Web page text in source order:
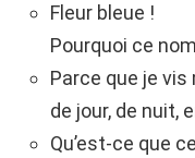
Fleur bleue !
Pourquoi ce
Parce que je
de jour, de nuit,
Qu’est-ce que